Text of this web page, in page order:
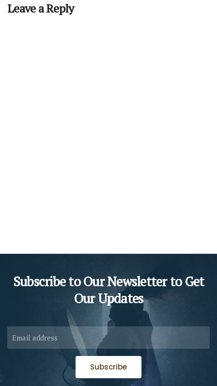
Leave a Reply
Subscribe to Our Newsletter toGet
Our Updates
Subscribe